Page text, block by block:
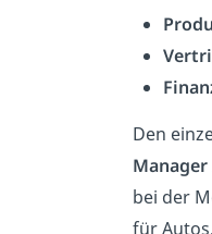
Den
Manager
bei der
für